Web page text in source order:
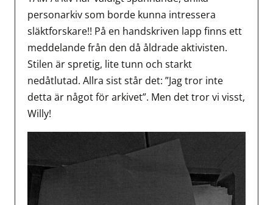
personarkiv som borde kunna intressera
släktforskare!! På en handskriven lapp finns ett
meddelande från den då åldrade aktivisten.
Stilen är spretig, lite tunn och starkt
nedåtlutad. Allra sist står det: ”Jag tror inte
detta är något för arkivet”. Men det tror vi visst,
Willy!